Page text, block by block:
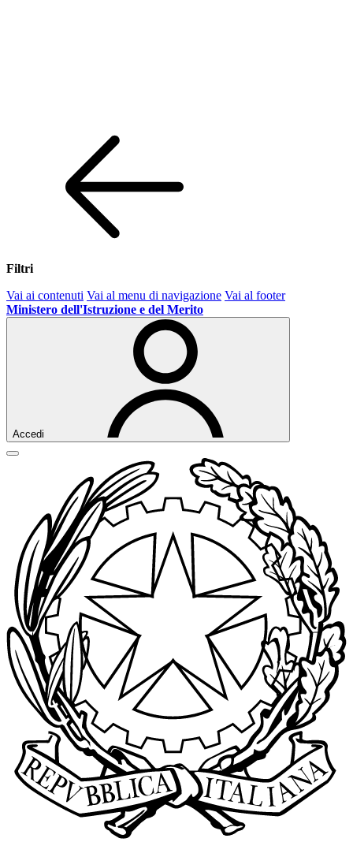
Filtri
Vai ai contenuti Vai al menu di navigazione Vai al footer
Ministero dell'Istruzione e del Merito
Accedi